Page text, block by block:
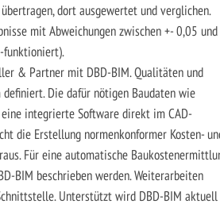
dort ausgewertet und verglichen.
mit Abweichungen zwischen +- 0,05
funktioniert).
& Partner mit DBD-BIM. Qualitäten und
Die dafür nötigen Baudaten wie
integrierte Software direkt im CAD-
die Erstellung normenkonformer Kosten-
Für eine automatische
BIM beschrieben werden. Weiterarbeiten
Unterstützt wird DBD-BIM aktuell